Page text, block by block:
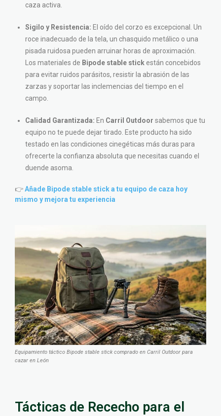
caza activa.
Sigilo y Resistencia: El oído del corzo es excepcional. Un
roce inadecuado de la tela, un chasquido metálico o una
pisada ruidosa pueden arruinar horas de aproximación.
Los materiales de Bipode stable stick están concebidos
para evitar ruidos parásitos, resistir la abrasión de las
zarzas y soportar las inclemencias del tiempo en el
campo.
Calidad Garantizada: En Carril Outdoor sabemos que tu
equipo no te puede dejar tirado. Este producto ha sido
testado en las condiciones cinegéticas más duras para
ofrecerte la confianza absoluta que necesitas cuando el
duende asoma.
👉Añade Bipode stable stick a tu equipo de caza hoy
mismo y mejora tu experiencia
Equipamiento táctico Bipode stable stick comprado en Carril Outdoor para
cazar en León
Tácticas de Rececho para el